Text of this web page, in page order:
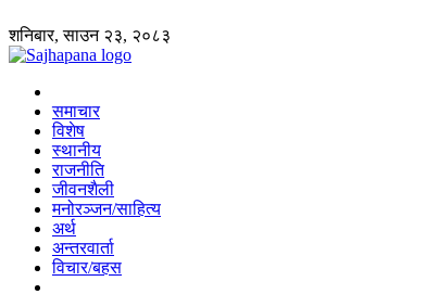
शनिबार, साउन २३, २०८३
समाचार
विशेष
स्थानीय
राजनीति
जीवनशैली
मनोरञ्जन/साहित्य
अर्थ
अन्तरवार्ता
विचार/बहस